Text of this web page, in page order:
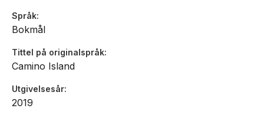
Språk
Bokmål
Tittel på originalspråk
Camino Island
Utgivelsesår
2019